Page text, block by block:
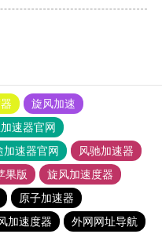
旋风加速
速器官网
加速器官网
风驰加速器
果版
旋风加速度器
原子加速器
加速度器 外网网址导航